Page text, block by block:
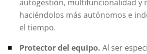
autogestión, multifuncionalidad y
haciéndolos más autónomos e
el tiempo.
Protector del equipo. Al ser